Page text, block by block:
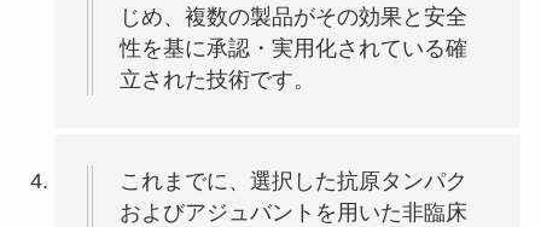
じめ、複数の製品がその効果と安全
性を基に承認・実用化されている確
立された技術です。
これまでに、選択した抗原タンパク
およびアジュバントを用いた非臨床